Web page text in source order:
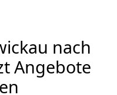
nach
Angebote